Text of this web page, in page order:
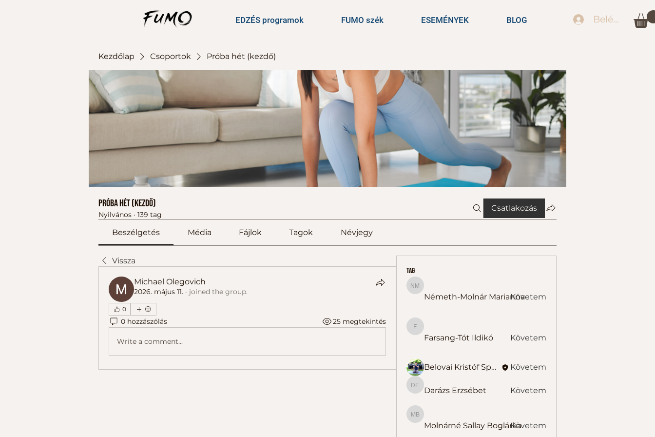
EDZÉS programok FUMO szék ESEMÉNYEK BLOG Belépés
Kezdőlap Csoportok Próba hét (kezdő)
Próba hét (kezdő)
Nyilvános · 139 tag
Csatlakozás
Beszélgetés Média Fájlok Tagok Névjegy
Vissza
Michael Olegovich
2026. május 11. · joined the group.
0
0 hozzászólás 25 megtekintés
Write a comment...
tag
Németh-Molnár Marianna
Németh-Molnár MariannaKövetem
Farsang-Tót Ildikó
Farsang-Tót Ildikó Követem
Belovai Kristóf Sportedző Követem
Darázs Erzsébet
Darázs Erzsébet Követem
Molnárné Sallay Boglárka
Molnárné Sallay BoglárkaKövetem